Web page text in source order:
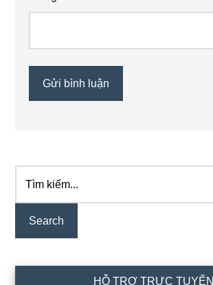
Primary
Sidebar
kiếm...
HỖ TRỢ TRỰC TUYẾN